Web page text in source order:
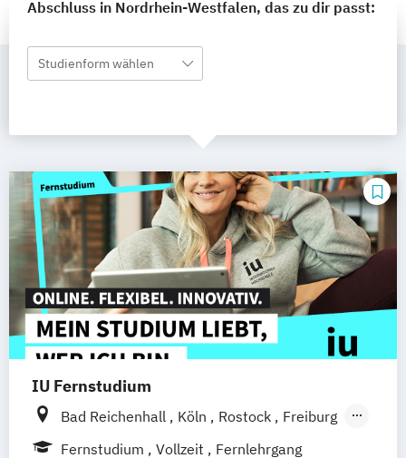
Abschluss in Nordrhein-Westfalen, das zu dir passt:
Studienform wählen
IU Fernstudium
Bad Reichenhall Köln Rostock
Freiburg
Kiel
Frankfurt am Main
Stuttgart
Fernstudium Vollzeit
Fernlehrgang